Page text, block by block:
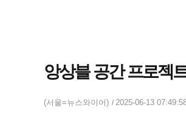
앙상블 공간 프로젝
(서울=뉴스와이어) 2025-06-13